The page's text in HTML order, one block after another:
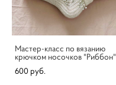
Мастер-класс по вязанию
крючком носочков "Риббон"
600 pуб.